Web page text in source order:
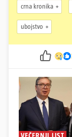
crna kronika
ubojstvo